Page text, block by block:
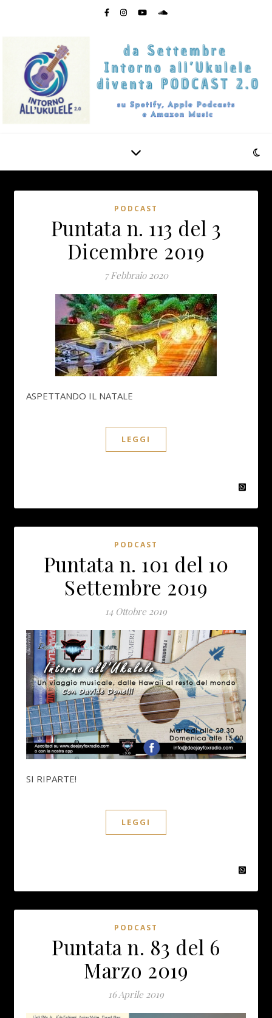
PODCAST
Puntata n. 113 del 3
Dicembre 2019
7 Febbraio 2020
ASPETTANDO IL NATALE
LEGGI
PODCAST
Puntata n. 101 del 10
Settembre 2019
14 Ottobre 2019
SI RIPARTE!
LEGGI
PODCAST
Puntata n. 83 del 6
Marzo 2019
16 Aprile 2019